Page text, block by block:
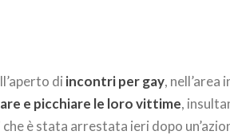
di incontri per gay, nell’area
e picchiare le loro vittime,
è stata arrestata ieri dopo